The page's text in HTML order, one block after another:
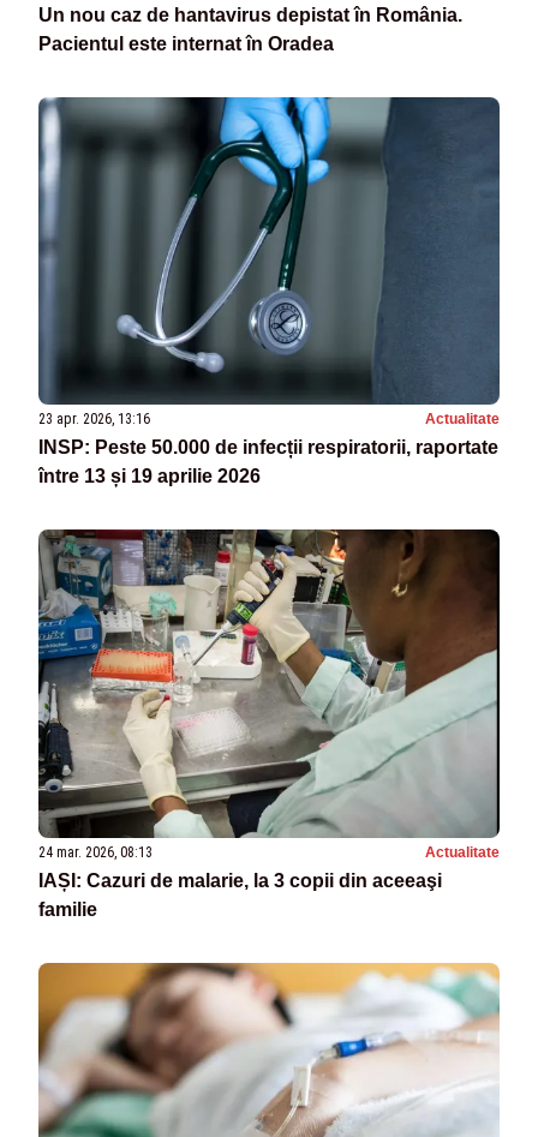
Un nou caz de hantavirus depistat în România.
Pacientul este internat în Oradea
23 apr. 2026, 13:16 Actualitate
INSP: Peste 50.000 de infecții respiratorii, raportate
între 13 și 19 aprilie 2026
24 mar. 2026, 08:13 Actualitate
IAȘI: Cazuri de malarie, la 3 copii din aceeaşi
familie